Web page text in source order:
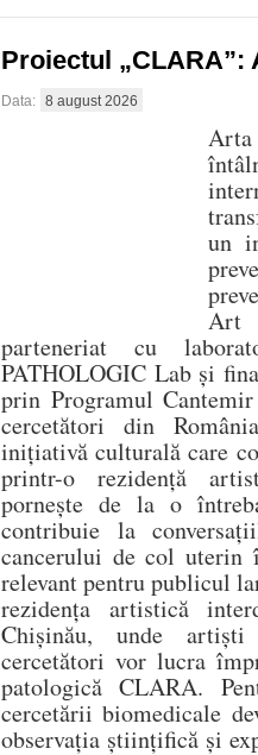
Proiectul „CLARA”:
Data: 8 august 2026
un
Art
parteneriat cu
PATHOLOGIC Lab și
prin Programul
cercetători din
inițiativă culturală care
printr-o rezidență
pornește de la o
contribuie la
cancerului de col uterin
relevant pentru publicul
rezidența artistică
Chișinău, unde
cercetători vor lucra
patologică CLARA.
cercetării biomedicale
observația științifică și